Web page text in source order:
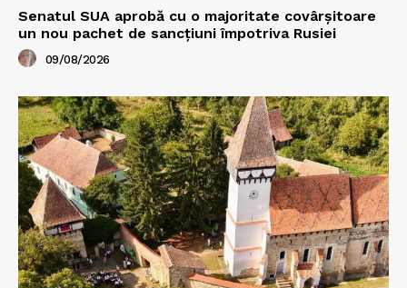
Senatul SUA aprobă cu o majoritate covârșitoare
un nou pachet de sancțiuni împotriva Rusiei
09/08/2026